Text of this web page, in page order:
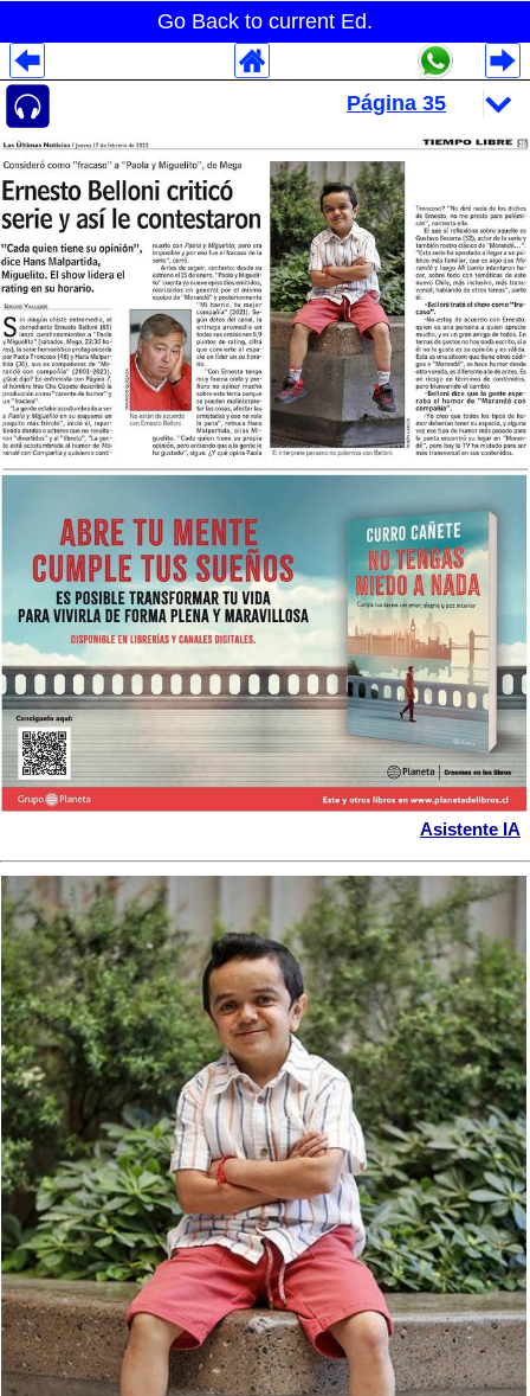
Go Back to current Ed.
Asistente IA
Despliegues Analytics
Despliegues Totales
Despliegues por Rubros